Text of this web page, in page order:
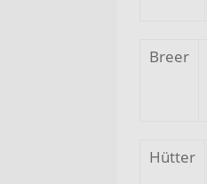
Breer
Hütter